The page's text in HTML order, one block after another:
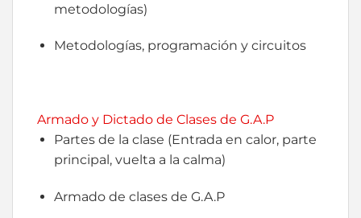
metodologías)
Metodologías, programación y circuitos
Armado y Dictado de Clases de G.A.P
Partes de la clase (Entrada en calor, parte
principal, vuelta a la calma)
Armado de clases de G.A.P